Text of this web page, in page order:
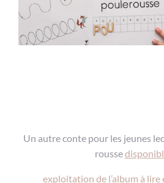
Un autre conte pour les jeunes
rousse
exploitation de l’album à